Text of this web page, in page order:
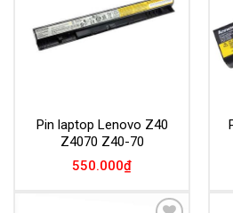
Pin laptop Lenovo Z40
Z4070 Z40-70
550.000₫